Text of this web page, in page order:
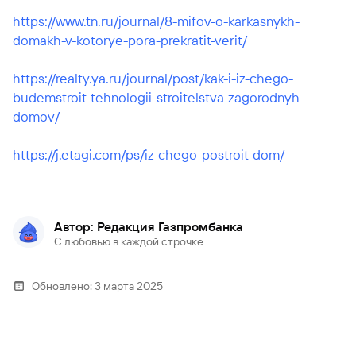
https://www.tn.ru/journal/8-mifov-o-karkasnykh-
domakh-v-kotorye-pora-prekratit-verit/
https://realty.ya.ru/journal/post/kak-i-iz-chego-
budemstroit-tehnologii-stroitelstva-zagorodnyh-
domov/
https://j.etagi.com/ps/iz-chego-postroit-dom/
Автор: Редакция Газпромбанка
С любовью в каждой строчке
Обновлено:3 марта 2025